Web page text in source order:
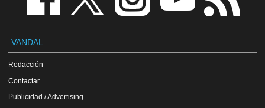
VANDAL
Redacción
Contactar
Publicidad / Advertising